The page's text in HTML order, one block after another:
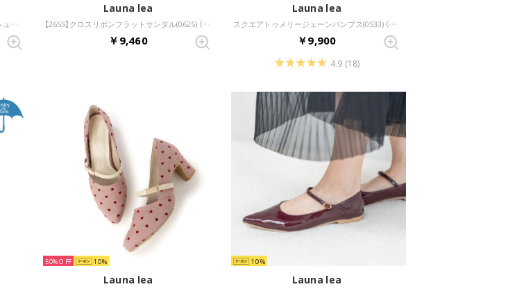
【レイン対応】 ラウンドトゥヒールバレエシューズ(RB5401A) （ワインE）
Launa lea
【26SS】クロスリボンフラットサンダル(0625) （レッドZ）
￥9,460
Launa lea
スクエアトゥメリージェーンパンプス(0533) （ボルドーE）
￥9,900
4.9 (18)
50% 10
Launa lea
10
Launa lea